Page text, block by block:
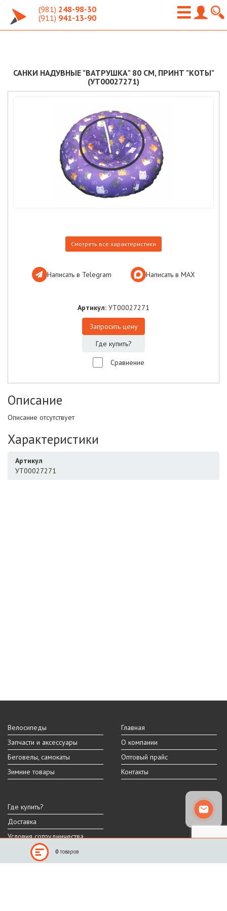
(981) 248-98-30
(911) 941-13-90
САНКИ НАДУВНЫЕ "ВАТРУШКА" 80 СМ, ПРИНТ "КОТЫ"
(УТ00027271)
Смотреть все характеристики
Написать в Telegram Написать в МАХ
Артикул: УТ00027271
Запросить цену
Где купить?
Сравнение
Описание
Описание отсутствует
Характеристики
Артикул
УТ00027271
Велосипеды
Запчасти и аксессуары
Беговелы, самокаты
Зимние товары
Главная
О компании
Оптовый прайс
Контакты
Где купить?
Доставка
Условия сотрудничества
Реальный внешний вид и технические характеристики товара могут
0 товаров